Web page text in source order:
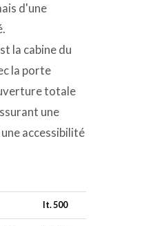
d'une
la cabine du
la porte
totale
une
accessibilité
lt. 500